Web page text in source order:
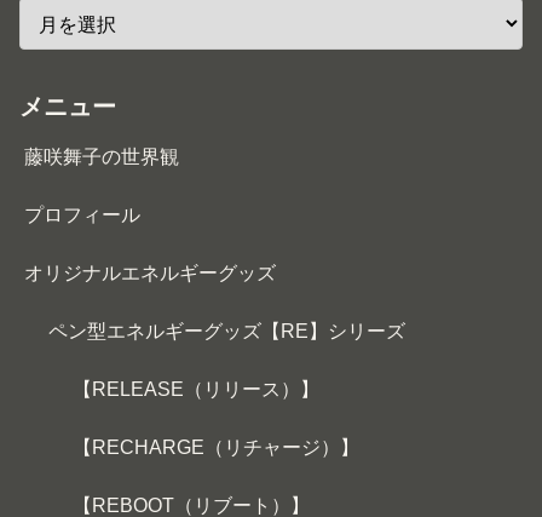
メニュー
藤咲舞子の世界観
プロフィール
オリジナルエネルギーグッズ
ペン型エネルギーグッズ【RE】シリーズ
【RELEASE（リリース）】
【RECHARGE（リチャージ）】
【REBOOT（リブート）】